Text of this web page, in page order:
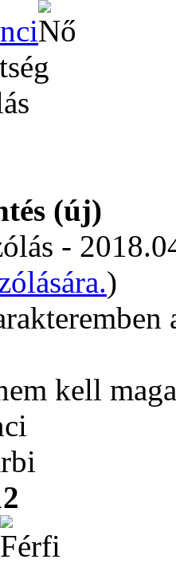
(új)
-
)
kell